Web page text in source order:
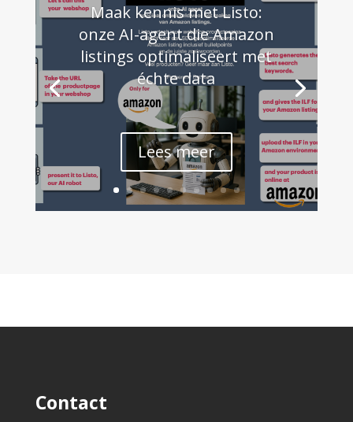
Maak kennis met Listo:
onze AI-agent die Amazon
listings optimaliseert met
échte data
Lees meer
Contact